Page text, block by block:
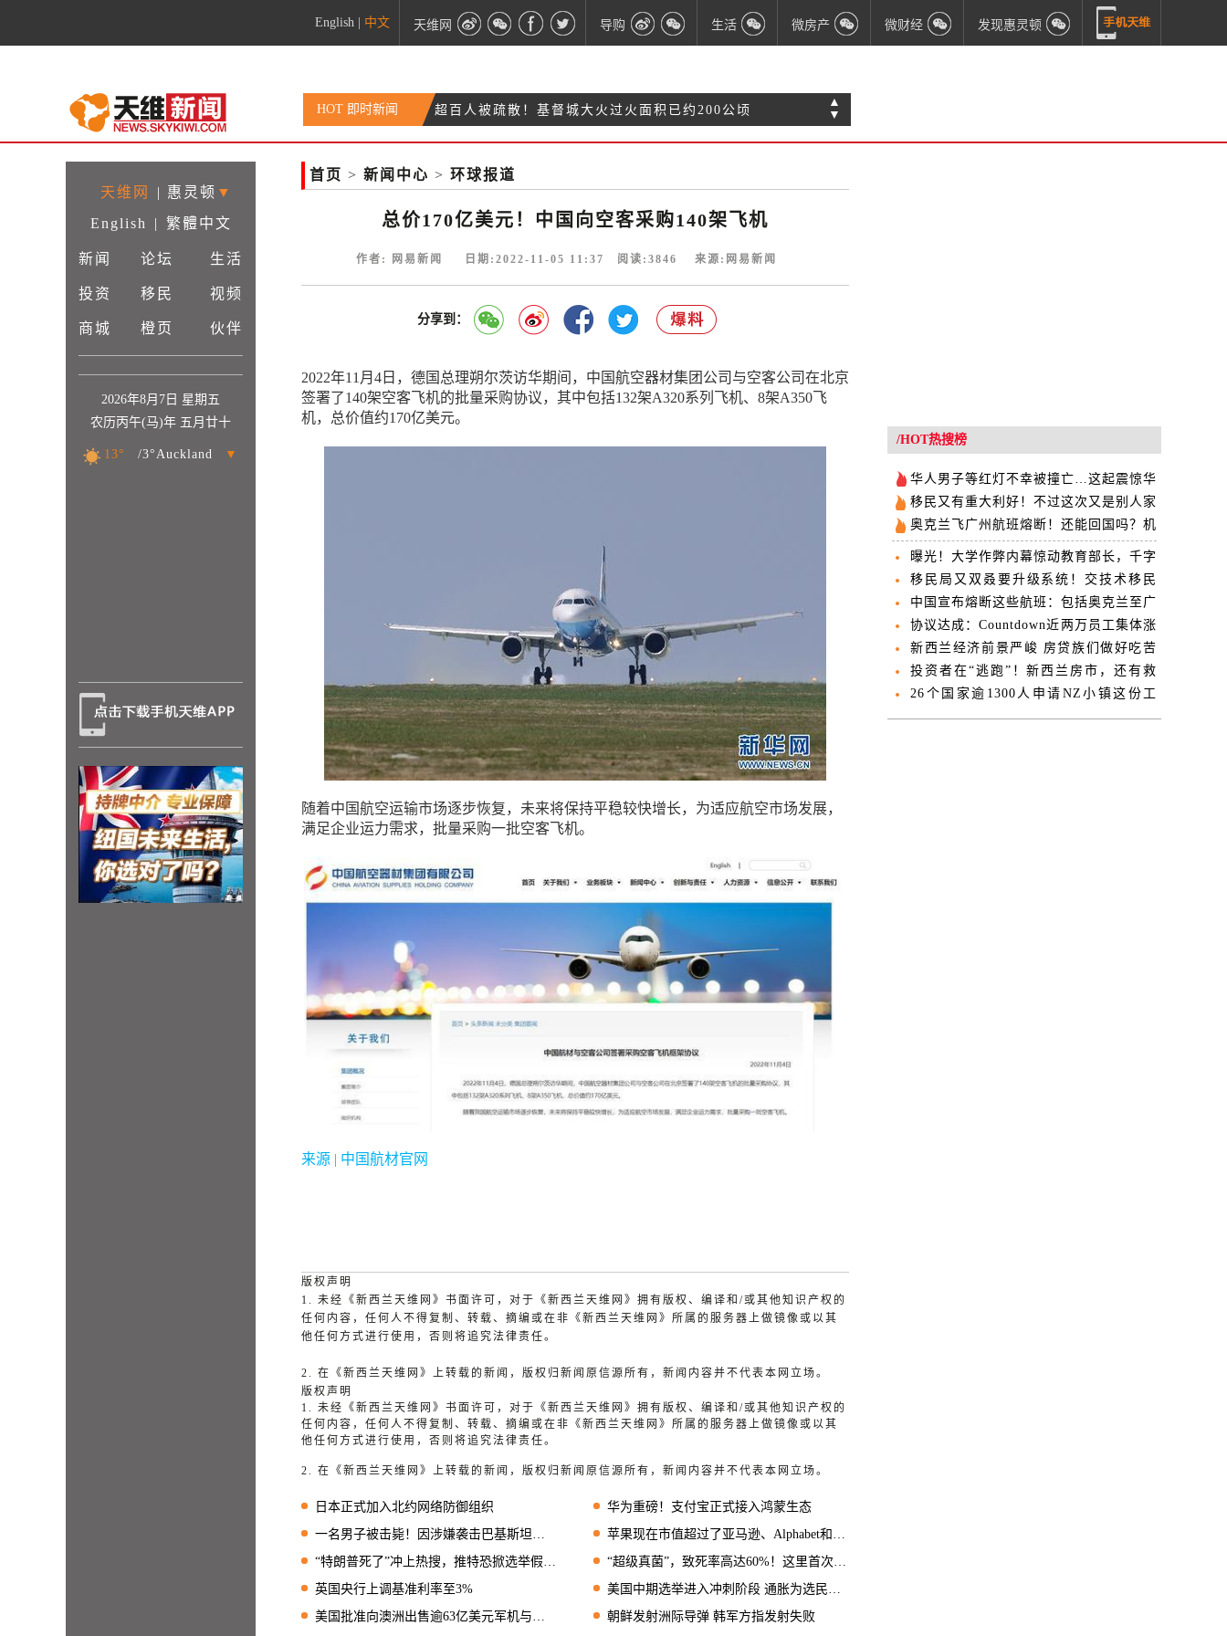
English 中文 天维网 导购 生活 微房产 微财经 发现惠灵顿
HOT 即时新闻
超百人被疏散！基督城大火过火面积已约200公顷
吗？
你收到提价通知没？NZ这项保费又涨了
▲
▼
天维网 | 惠灵顿 ▼
English
| 繁體中文
新闻 论坛 生活
投资 移民 视频
商城 橙页 伙伴
2026年8月7日 星期五
农历丙午(马)年 五月廿十
13° /3°Auckland ▼
首页 > 新闻中心 > 环球报道
总价170亿美元！中国向空客采购140架飞机
作者: 网易新闻 日期:2022-11-05 11:37 阅读: 3846 来源:网易新闻
分享到：
2022年11月4日，德国总理朔尔茨访华期间，中国航空器材集团公司与空客公司在北京
签署了140架空客飞机的批量采购协议，其中包括132架A320系列飞机、8架A350飞
机，总价值约170亿美元。
随着中国航空运输市场逐步恢复，未来将保持平稳较快增长，为适应航空市场发展，
满足企业运力需求，批量采购一批空客飞机。
来源 | 中国航材官网
版权声明
1. 未经《新西兰天维网》书面许可，对于《新西兰天维网》拥有版权、编译和/或其他知识产权的
任何内容，任何人不得复制、转载、摘编或在非《新西兰天维网》所属的服务器上做镜像或以其
他任何方式进行使用，否则将追究法律责任。
2. 在《新西兰天维网》上转载的新闻，版权归新闻原信源所有，新闻内容并不代表本网立场。
版权声明
1. 未经《新西兰天维网》书面许可，对于《新西兰天维网》拥有版权、编译和/或其他知识产权的
任何内容，任何人不得复制、转载、摘编或在非《新西兰天维网》所属的服务器上做镜像或以其
他任何方式进行使用，否则将追究法律责任。
2. 在《新西兰天维网》上转载的新闻，版权归新闻原信源所有，新闻内容并不代表本网立场。
日本正式加入北约网络防御组织
华为重磅！支付宝正式接入鸿蒙生态
一名男子被击毙！因涉嫌袭击巴基斯坦前总理
苹果现在市值超过了亚马逊、Alphabet和Meta的总和
“特朗普死了”冲上热搜，推特恐掀选举假信息热潮？
“超级真菌”，致死率高达60%！这里首次出现感染病例
英国央行上调基准利率至3%
美国中期选举进入冲刺阶段 通胀为选民最关心议题
美国批准向澳洲出售逾63亿美元军机与设备
朝鲜发射洲际导弹 韩军方指发射失败
/HOT热搜榜
华人男子等红灯不幸被撞亡…这起震惊华
社的车祸宣判
移民又有重大利好！不过这次又是别人家
奥克兰飞广州航班熔断！还能回国吗？机
票会取消吗？
曝光！大学作弊内幕惊动教育部长，千字
仅需100纽币
移民局又双叒要升级系统！交技术移民
EOI要抓紧了！
中国宣布熔断这些航班：包括奥克兰至广
州！
协议达成：Countdown近两万员工集体涨
薪12%
新西兰经济前景严峻 房贷族们做好吃苦
准备啊！
投资者在“逃跑”！新西兰房市，还有救
吗？
26个国家逾1300人申请NZ小镇这份工
作，有多香？